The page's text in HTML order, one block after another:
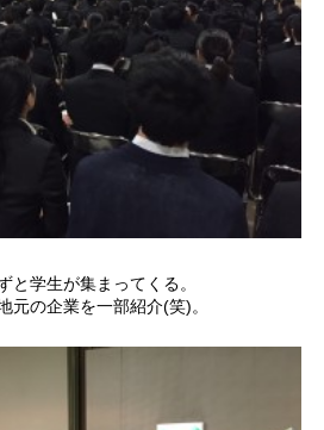
と学生が集まってくる。
元の企業を一部紹介(笑)。